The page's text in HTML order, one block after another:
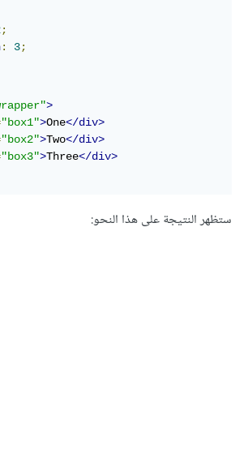
;
: 3;
>
"box1">One</div>
"box2">Two</div>
"box3">Three</div>
ستظهر النتيجة على هذا النحو: